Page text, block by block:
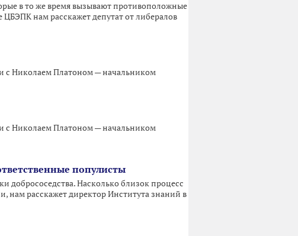
в то же время вызывают противоположные
нам расскажет депутат от либералов
с Николаем Платоном — начальником
с Николаем Платоном — начальником
популисты
добрососедства. Насколько близок процесс
нам расскажет директор Института знаний в